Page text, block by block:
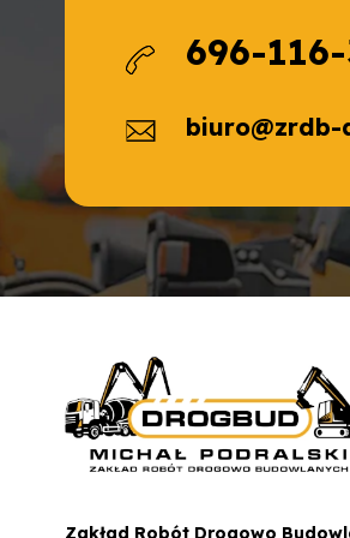
696-
Zakład Robót Drogowo